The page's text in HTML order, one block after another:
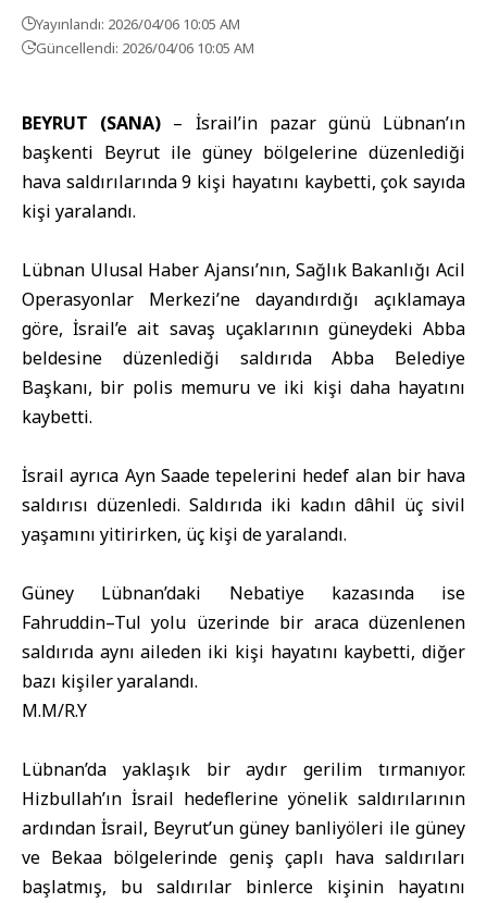
Yayınlandı: 2026/04/06 10:05 AM
Güncellendi: 2026/04/06 10:05 AM
BEYRUT (SANA) – İsrail’in pazar günüLübnan’ın
başkenti Beyrut ile güney bölgelerine düzenlediği
hava saldırılarında 9 kişi hayatını kaybetti, çok sayıda
kişi yaralandı.
Lübnan Ulusal Haber Ajansı’nın, Sağlık Bakanlığı Acil
Operasyonlar Merkezi’ne dayandırdığı açıklamaya
göre, İsrail’e ait savaş uçaklarının güneydeki Abba
beldesine düzenlediği saldırıda Abba Belediye
Başkanı, bir polis memuru ve iki kişi daha hayatını
kaybetti.
İsrail ayrıca Ayn Saade tepelerini hedef alan bir hava
saldırısı düzenledi. Saldırıda iki kadın dâhil üç sivil
yaşamını yitirirken, üç kişi de yaralandı.
Güney Lübnan’daki Nebatiye kazasında ise
Fahruddin–Tul yolu üzerinde bir araca düzenlenen
saldırıda aynı aileden iki kişi hayatını kaybetti, diğer
bazı kişiler yaralandı.
M.M/R.Y
Lübnan’da yaklaşık bir aydır gerilim tırmanıyor.
Hizbullah’ın İsrail hedeflerine yönelik saldırılarının
ardından İsrail, Beyrut’un güney banliyöleri ile güney
ve Bekaa bölgelerinde geniş çaplı hava saldırıları
başlatmış, bu saldırılar binlerce kişinin hayatını